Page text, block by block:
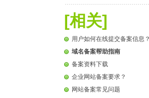
[相关]
用户如何在线提交备案信息
域名备案帮助指南
备案资料下载
企业网站备案要求？
网站备案常见问题